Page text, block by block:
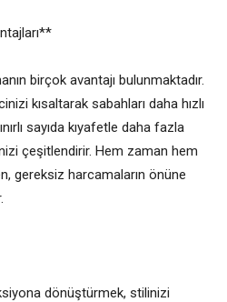
birçok avantajı bulunmaktadır.
kısaltarak sabahları daha hızlı
sayıda kıyafetle daha fazla
çeşitlendirir. Hem zaman hem
gereksiz harcamaların önüne
dönüştürmek, stilinizi